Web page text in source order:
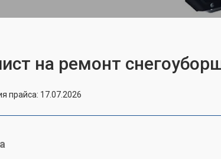
на ремонт
прайса: 17.07.2026